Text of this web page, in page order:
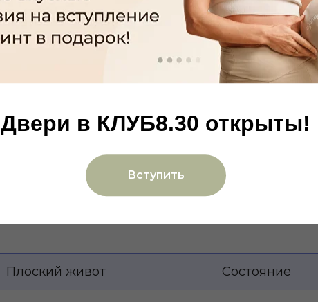
Двери в КЛУБ8.30 открыты!
Вступить
Результатынаших
спортсменок
Плоский живот Состояние